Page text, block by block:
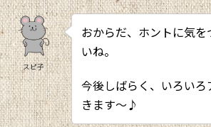
スピ子
おからだ、ホントに気を
いね。
今後しばらく、いろいろ
きます～♪